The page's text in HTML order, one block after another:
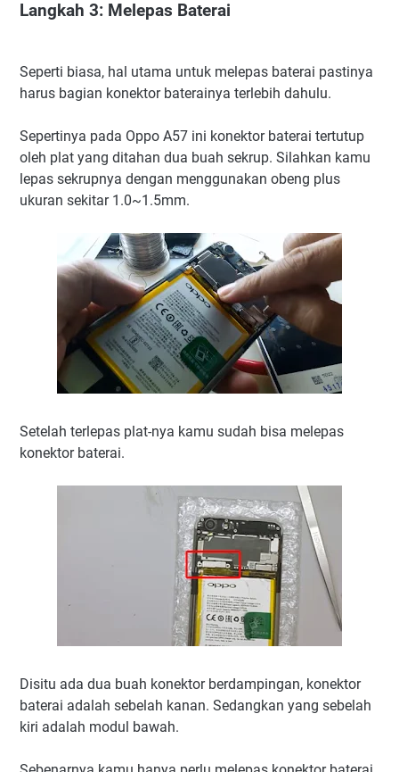
Langkah 3: Melepas Baterai
Seperti biasa, hal utama untuk melepas baterai pastinya
harus bagian konektor baterainya terlebih dahulu.
Sepertinya pada Oppo A57 ini konektor baterai tertutup
oleh plat yang ditahan dua buah sekrup. Silahkan kamu
lepas sekrupnya dengan menggunakan obeng plus
ukuran sekitar 1.0~1.5mm.
Setelah terlepas plat-nya kamu sudah bisa melepas
konektor baterai.
Disitu ada dua buah konektor berdampingan, konektor
baterai adalah sebelah kanan. Sedangkan yang sebelah
kiri adalah modul bawah.